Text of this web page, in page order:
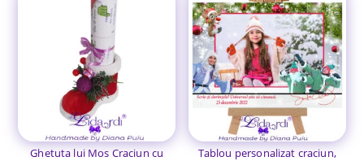
Ghetuta lui Mos Craciun cu
Tablou personalizat craciun,